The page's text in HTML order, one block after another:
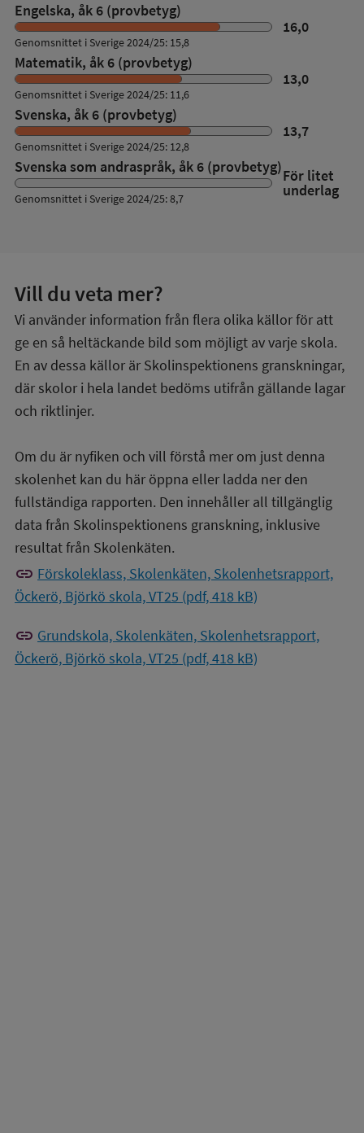
Engelska, åk 6 (provbetyg)
16,0
Genomsnittet i Sverige 2024/25: 15,8
Matematik, åk 6 (provbetyg)
13,0
Genomsnittet i Sverige 2024/25: 11,6
Svenska, åk 6 (provbetyg)
13,7
Genomsnittet i Sverige 2024/25: 12,8
Svenska som andraspråk, åk 6 (provbetyg)För litet
underlag
Genomsnittet i Sverige 2024/25: 8,7
Vill du veta mer?
Vi använder information från flera olika källor för att
ge en så heltäckande bild som möjligt av varje skola.
En av dessa källor är Skolinspektionens granskningar,
där skolor i hela landet bedöms utifrån gällande lagar
och riktlinjer.
Om du är nyfiken och vill förstå mer om just denna
skolenhet kan du här öppna eller ladda ner den
fullständiga rapporten. Den innehåller all tillgänglig
data från Skolinspektionens granskning, inklusive
resultat från Skolenkäten.
link Förskoleklass, Skolenkäten, Skolenhetsrapport,
Öckerö, Björkö skola, VT25 (pdf, 418 kB)
link Grundskola, Skolenkäten, Skolenhetsrapport,
Öckerö, Björkö skola, VT25 (pdf, 418 kB)